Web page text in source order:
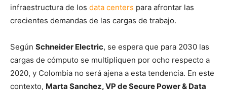
infraestructura de los data centers para afrontar las
crecientes demandas de las cargas de trabajo.
Según Schneider Electric, se espera que para 2030 las
cargas de cómputo se multipliquen por ocho respecto a
2020, y Colombia no será ajena a esta tendencia. En este
contexto, Marta Sanchez, VP de Secure Power & Data